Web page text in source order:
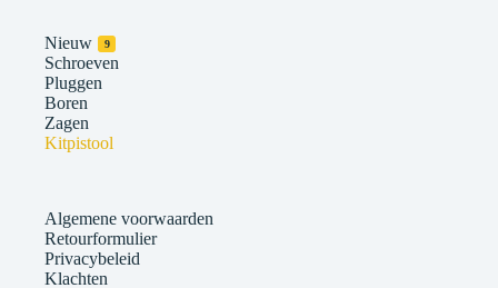
Nieuw 9
Schroeven
Pluggen
Boren
Zagen
Kitpistool
Algemene voorwaarden
Retourformulier
Privacybeleid
Klachten